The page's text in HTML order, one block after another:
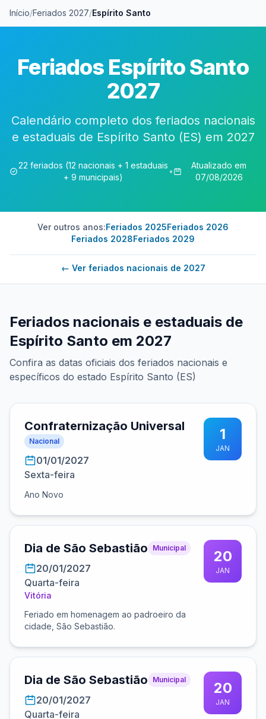
Início/Feriados 2027/Espírito Santo
Feriados Espírito Santo
2027
Calendário completo dos feriados nacionais
e estaduais de Espírito Santo (ES) em 2027
22 feriados (12 nacionais + 1 estaduais
+ 9 municipais)
•
Atualizado em
07/08/2026
Ver outros anos:Feriados 2025Feriados 2026
Feriados 2028Feriados 2029
← Ver feriados nacionais de 2027
Feriados nacionais e estaduais de
Espírito Santo em 2027
Confira as datas oficiais dos feriados nacionais e
específicos do estado Espírito Santo (ES)
Confraternização Universal
Nacional
01/01/2027
Sexta-feira
Ano Novo
1
JAN
Dia de São Sebastião Municipal
20/01/2027
Quarta-feira
Vitória
Feriado em homenagem ao padroeiro da
cidade, São Sebastião.
20
JAN
Dia de São Sebastião Municipal
20/01/2027
Quarta-feira
20
JAN